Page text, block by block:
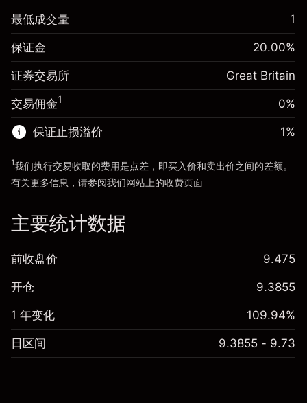
保证金。您的投资 £1,000.00
隔夜仓息
-0.021272
%
(-£1.06)
使用杠杆的交易规模（大约值）
£5,000.00
来自杠杆的资金 - 美元（大约值）
前往平台
保证金。您的投资 £1,000.00
隔夜仓息
来自头寸全值的费用
-0.000646
%
(-£0.03)
使用杠杆的交易规模（大约值）
来自杠杆的资金 - 美元（大约值）
前往平台
最低成交量 1
保证金 20.00%
证券交易所 Great Britain
交易佣金1 0%
保证止损溢价 1%
1我们执行交易收取的费用是点差，即买入价和卖出价之间的差额。
有关更多信息，请参阅我们网站上的收费页面
主要统计数据
前收盘价 9.475
开仓 9.3855
1 年变化 109.94%
日区间 9.3855 - 9.73